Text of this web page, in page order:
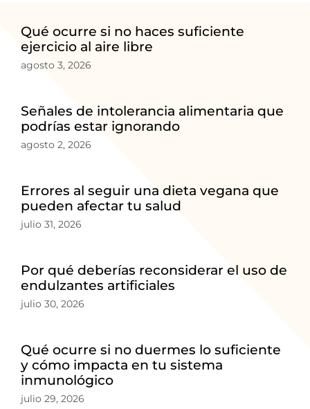
Qué ocurre si no haces suficiente
ejercicio al aire libre
agosto 3, 2026
Señales de intolerancia alimentaria que
podrías estar ignorando
agosto 2, 2026
Errores al seguir una dieta vegana que
pueden afectar tu salud
julio 31, 2026
Por qué deberías reconsiderar el uso de
endulzantes artificiales
julio 30, 2026
Qué ocurre si no duermes lo suficiente
y cómo impacta en tu sistema
inmunológico
julio 29, 2026